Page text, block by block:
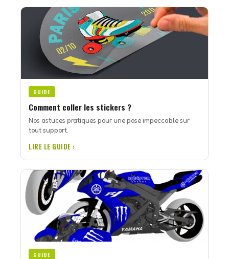
GUIDE
Comment coller les stickers ?
Nos astuces pratiques pour une pose impeccable sur
tout support.
LIRE LE GUIDE ›
GUIDE